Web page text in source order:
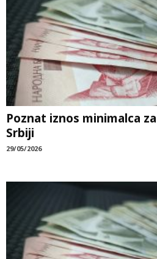
Poznat iznos minimalca
Srbiji
29/05/2026